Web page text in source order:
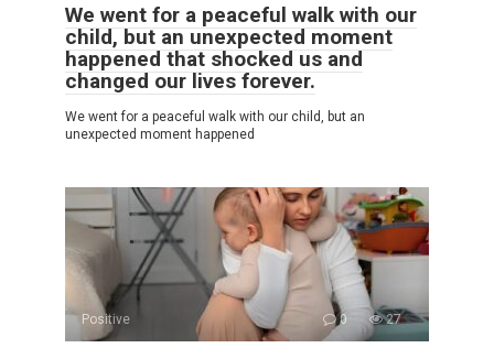
We went for a peaceful walk with our
child, but an unexpected moment
happened that shocked us and
changed our lives forever.
We went for a peaceful walk with our child, but an
unexpected moment happened
Positive 0 27